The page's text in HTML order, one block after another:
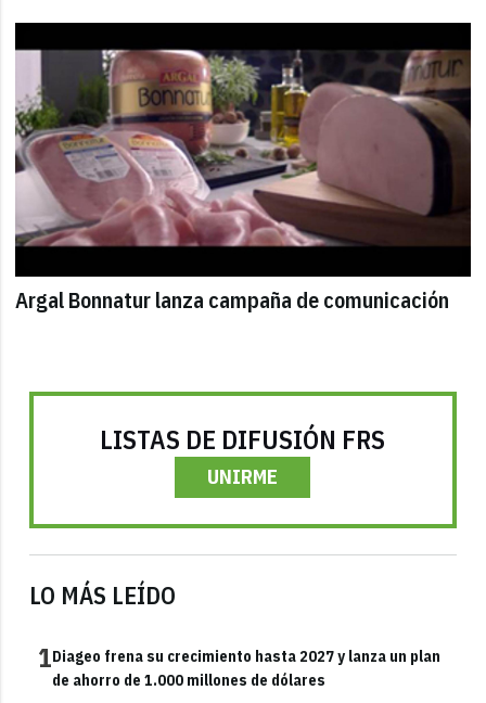
Argal Bonnatur lanza campaña de comunicación
LISTAS DE DIFUSIÓN FRS
UNIRME
LO MÁS LEÍDO
1Diageo frena su crecimiento hasta 2027 y lanza un plan
de ahorro de 1.000 millones de dólares